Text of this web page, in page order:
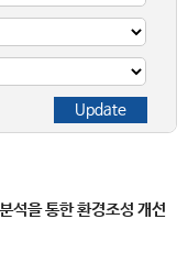
석을 통한 환경조성 개선